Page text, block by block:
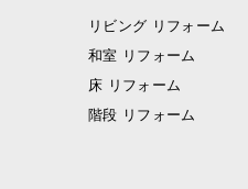
リビング リフォーム
和室 リフォーム
床 リフォーム
階段 リフォーム